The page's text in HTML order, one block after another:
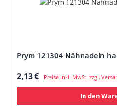
Prym 121304 Nähnadeln
Regulärer Preis:
2,13 € Preise inkl. MwSt. zzgl.
In den